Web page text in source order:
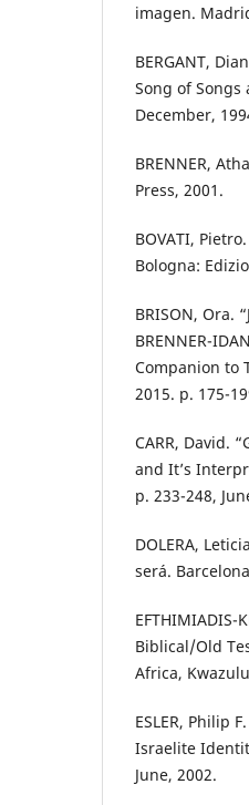
imagen.
BERGANT,
Song of Songs
December,
BRENNER,
Press, 2001.
BOVATI,
Bologna:
BRISON, Ora.
BRENNER-
Companion to
2015. p. 175-
CARR, David.
and It’s
p. 233-248,
DOLERA,
será.
Biblical/Old
Africa,
ESLER, Philip
Israelite
June, 2002.